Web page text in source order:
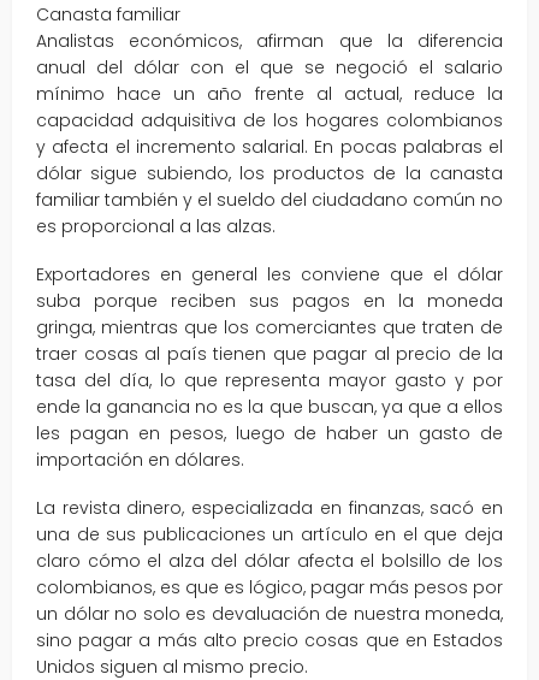
Canasta familiar
Analistas económicos, afirman que la diferencia
anual del dólar con el que se negoció el salario
mínimo hace un año frente al actual, reduce la
capacidad adquisitiva de los hogares colombianos
y afecta el incremento salarial. En pocas palabras el
dólar sigue subiendo, los productos de la canasta
familiar también y el sueldo del ciudadano común no
es proporcional a las alzas.
Exportadores en general les conviene que el dólar
suba porque reciben sus pagos en la moneda
gringa, mientras que los comerciantes que traten de
traer cosas al país tienen que pagar al precio de la
tasa del día, lo que representa mayor gasto y por
ende la ganancia no es la que buscan, ya que a ellos
les pagan en pesos, luego de haber un gasto de
importación en dólares.
La revista dinero, especializada en finanzas, sacó en
una de sus publicaciones un artículo en el que deja
claro cómo el alza del dólar afecta el bolsillo de los
colombianos, es que es lógico, pagar más pesos por
un dólar no solo es devaluación de nuestra moneda,
sino pagar a más alto precio cosas que en Estados
Unidos siguen al mismo precio.